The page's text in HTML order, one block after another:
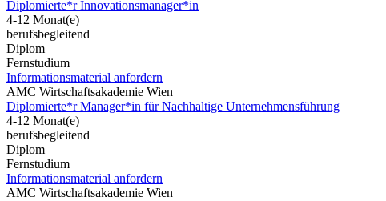
Diplomierte*r Innovationsmanager*in
4-12 Monat(e)
berufsbegleitend
Diplom
Fernstudium
Informationsmaterial anfordern
AMC Wirtschaftsakademie Wien
Diplomierte*r Manager*in für Nachhaltige Unternehmensführung
4-12 Monat(e)
berufsbegleitend
Diplom
Fernstudium
Informationsmaterial anfordern
AMC Wirtschaftsakademie Wien